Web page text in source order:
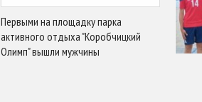
Первыми на площадку парка
активного отдыха "Коробчицкий
Олимп" вышли мужчины